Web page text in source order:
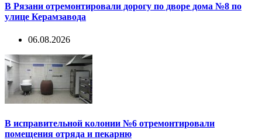
В Рязани отремонтировали дорогу по дворе дома №8 по
улице Керамзавода
06.08.2026
В исправительной колонии №6 отремонтировали
помещения отряда и пекарню